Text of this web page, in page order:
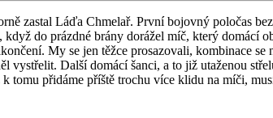
zastal Láďa Chmelař. První bojovný poločas
do prázdné brány dorážel míč, který
My se jen těžce prosazovali, kombinace
vystřelit. Další domácí šanci, a to již utaženou
tomu přidáme příště trochu více klidu na míči,